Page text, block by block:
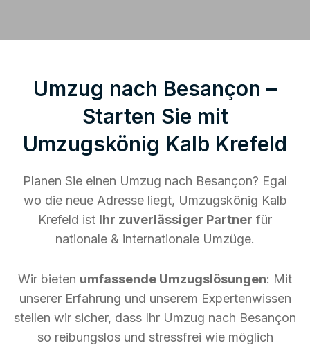
Umzug nach Besançon –
Starten Sie mit
Umzugskönig Kalb Krefeld
Planen Sie einen Umzug nach Besançon? Egal
wo die neue Adresse liegt, Umzugskönig Kalb
Krefeld ist Ihr zuverlässiger Partner für
nationale & internationale Umzüge.
Wir bieten umfassende Umzugslösungen: Mit
unserer Erfahrung und unserem Expertenwissen
stellen wir sicher, dass Ihr Umzug nach Besançon
so reibungslos und stressfrei wie möglich